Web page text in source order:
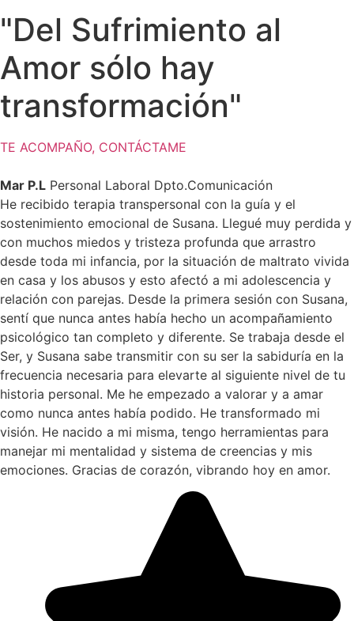
"Del Sufrimiento al
Amor sólo hay
transformación"
TE ACOMPAÑO, CONTÁCTAME
Mar P.L Personal Laboral Dpto.Comunicación
He recibido terapia transpersonal con la guía y el
sostenimiento emocional de Susana. Llegué muy perdida y
con muchos miedos y tristeza profunda que arrastro
desde toda mi infancia, por la situación de maltrato vivida
en casa y los abusos y esto afectó a mi adolescencia y
relación con parejas. Desde la primera sesión con Susana,
sentí que nunca antes había hecho un acompañamiento
psicológico tan completo y diferente. Se trabaja desde el
Ser, y Susana sabe transmitir con su ser la sabiduría en la
frecuencia necesaria para elevarte al siguiente nivel de tu
historia personal. Me he empezado a valorar y a amar
como nunca antes había podido. He transformado mi
visión. He nacido a mi misma, tengo herramientas para
manejar mi mentalidad y sistema de creencias y mis
emociones. Gracias de corazón, vibrando hoy en amor.